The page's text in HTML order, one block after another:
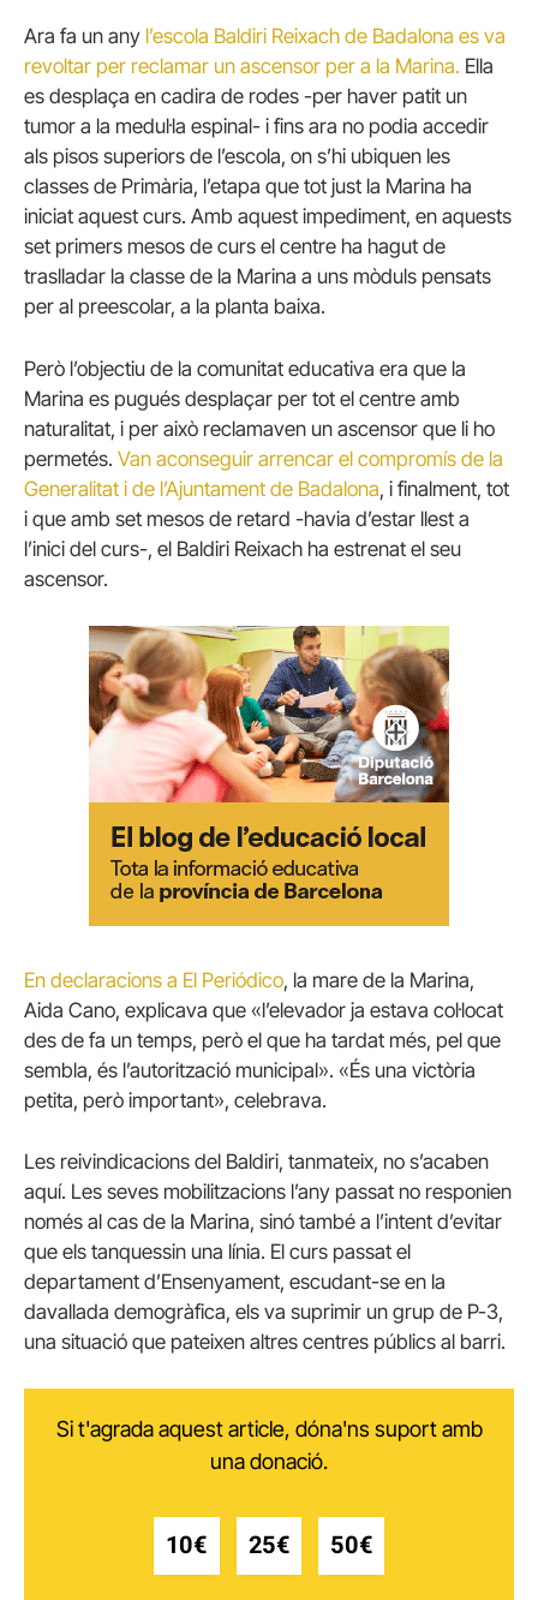
Ara fa un any l’escola Baldiri Reixach de Badalona es va
revoltar per reclamar un ascensor per a la Marina. Ella
es desplaça en cadira de rodes -per haver patit un
tumor a la medul·la espinal- i fins ara no podia accedir
als pisos superiors de l’escola, on s’hi ubiquen les
classes de Primària, l’etapa que tot just la Marina ha
iniciat aquest curs. Amb aquest impediment, en aquests
set primers mesos de curs el centre ha hagut de
traslladar la classe de la Marina a uns mòduls pensats
per al preescolar, a la planta baixa.
Però l’objectiu de la comunitat educativa era que la
Marina es pugués desplaçar per tot el centre amb
naturalitat, i per això reclamaven un ascensor que li ho
permetés. Van aconseguir arrencar el compromís de la
Generalitat i de l’Ajuntament de Badalona, i finalment, tot
i que amb set mesos de retard -havia d’estar llest a
l’inici del curs-, el Baldiri Reixach ha estrenat el seu
ascensor.
En declaracions a El Periódico, la mare de la Marina,
Aida Cano, explicava que «l’elevador ja estava col·locat
des de fa un temps, però el que ha tardat més, pel que
sembla, és l’autorització municipal». «És una victòria
petita, però important», celebrava.
Les reivindicacions del Baldiri, tanmateix, no s’acaben
aquí. Les seves mobilitzacions l’any passat no responien
només al cas de la Marina, sinó també a l’intent d’evitar
que els tanquessin una línia. El curs passat el
departament d’Ensenyament, escudant-se en la
davallada demogràfica, els va suprimir un grup de P-3,
una situació que pateixen altres centres públics al barri.
Si t'agrada aquest article, dóna'ns suport amb
una donació.
10€ 25€ 50€